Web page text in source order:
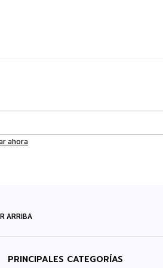
ahora
ARRIBA
PRINCIPALES CATEGORÍAS